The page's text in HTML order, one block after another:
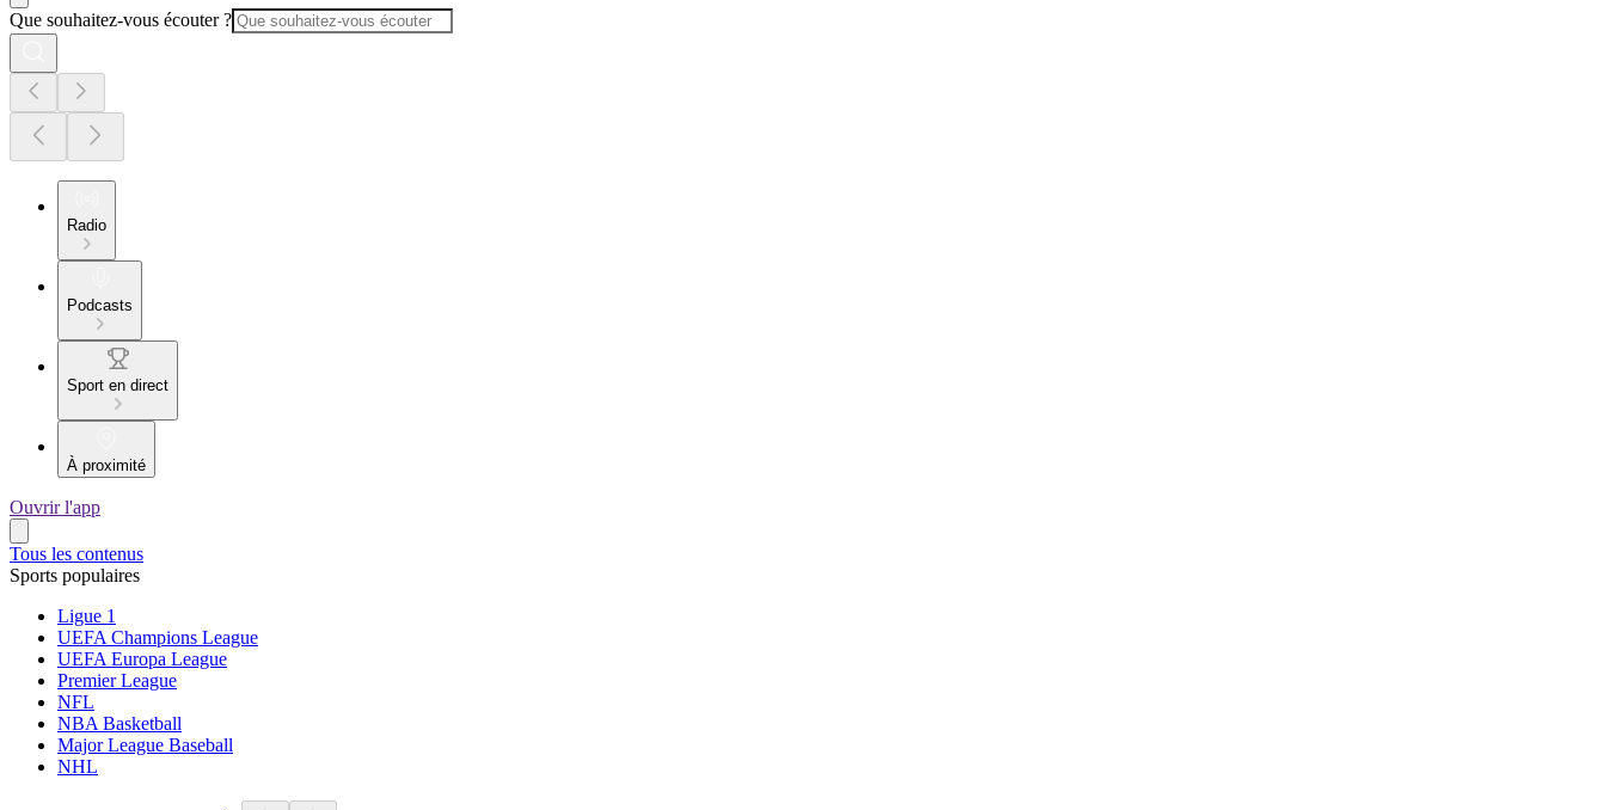
Que souhaitez-vous écouter ?
Radio
Podcasts
Sport en direct
À proximité
Ouvrir l'app
Tous les contenus
Sports populaires
Ligue 1
UEFA Champions League
UEFA Europa League
Premier League
NFL
NBA Basketball
Major League Baseball
NHL